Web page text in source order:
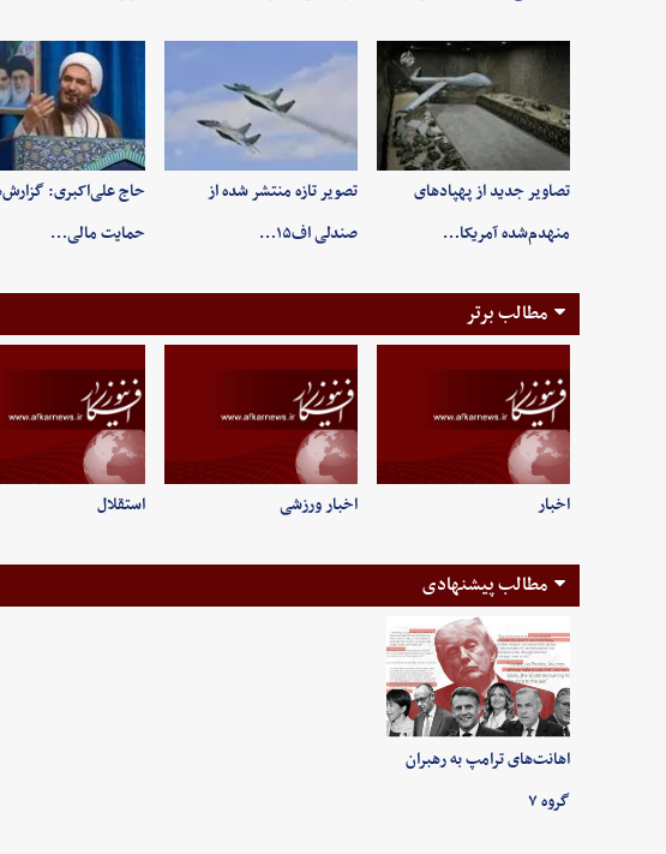
تصاویر جدید از پهپادهای
منهدم‌شده آمریکا…
تصویر تازه منتشر شده از
صندلی اف۱۵…
حاج علی‌اکبری:
حمایت مالی…
مطالب برتر
اخبار اخبار ورزشی استقلال
مطالب پیشنهادی
اهانت‌های ترامپ به رهبران
گروه ۷